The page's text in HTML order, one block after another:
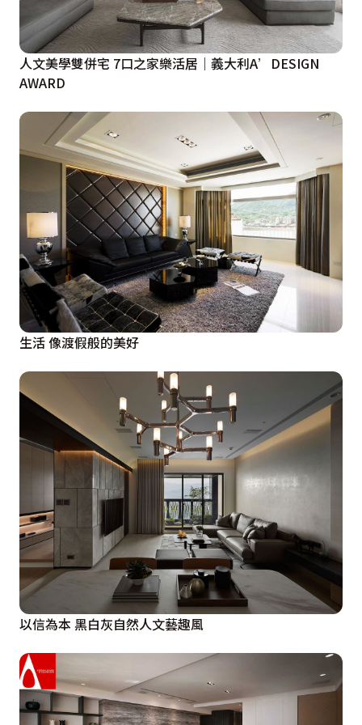
人文美學雙併宅 7口之家樂活居｜義大利A’DESIGN
AWARD
生活 像渡假般的美好
以信為本 黑白灰自然人文藝趣風